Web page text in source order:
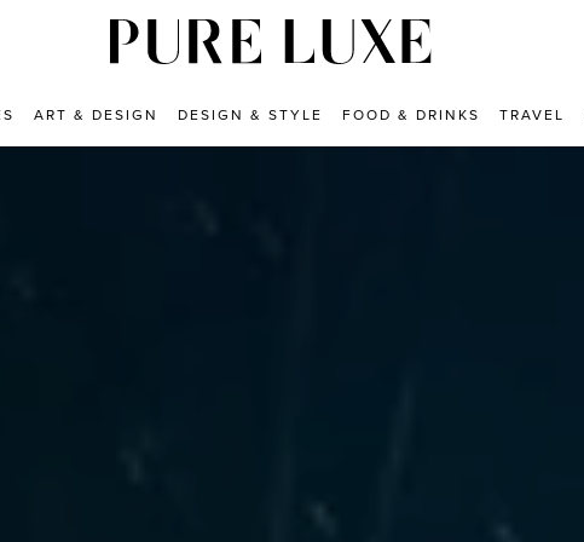
ART & DESIGN DESIGN & STYLE FOOD & DRINKS TRAVEL